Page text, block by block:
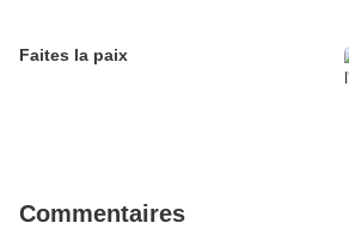
Faites la paix
Commentaires